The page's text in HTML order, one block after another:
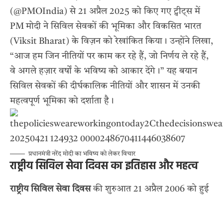
(@PMOIndia) से 21 अप्रैल 2025 को किए गए ट्वीट्स में
PM मोदी ने सिविल सेवकों की भूमिका और विकसित भारत
(Viksit Bharat) के विज़न को रेखांकित किया। उन्होंने लिखा,
“आज हम जिन नीतियों पर काम कर रहे हैं, जो निर्णय ले रहे हैं,
वे अगले हज़ार वर्षों के भविष्य को आकार देंगे।” यह बयान
सिविल सेवकों की दीर्घकालिक नीतियों और शासन में उनकी
महत्वपूर्ण भूमिका को दर्शाता है।
प्रधानमंत्री नरेंद मोदी का भविष्य को लेकर विचार
राष्ट्रीय सिविल सेवा दिवस का इतिहास और महत्व
राष्ट्रीय सिविल सेवा दिवसकी शुरुआत 21 अप्रैल 2006 को हुई